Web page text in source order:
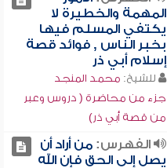
المهمة والخطيرة لا
يكتفي المسلم فيها
بخبر الناس , فوائد قصة
إسلام أبي ذر
للشيخ: محمد المنجد
جزء من محاضرة ( دروس وعبر
من قصة أبي ذر)
الفهرس:من أراد أن
يصل إلى الحق فإن الله